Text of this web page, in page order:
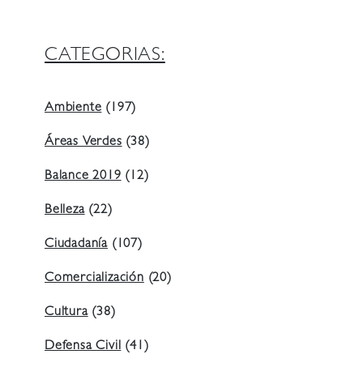
CATEGORIAS:
Ambiente (197)
Áreas Verdes (38)
Balance 2019 (12)
Belleza(22)
Ciudadanía (107)
Comercialización (20)
Cultura(38)
Defensa Civil (41)